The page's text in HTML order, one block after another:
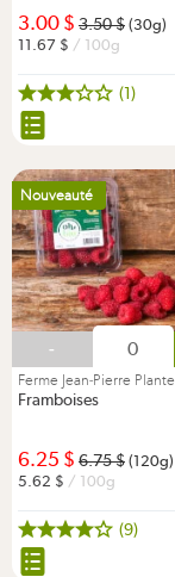
3.00 3.50
(30g)
11.67
/ 100g
(1)
Nouveauté
-
Ferme Jean-Pierre Plante
Framboises
6.25 6.75
(120g)
5.62
/ 100g
(9)